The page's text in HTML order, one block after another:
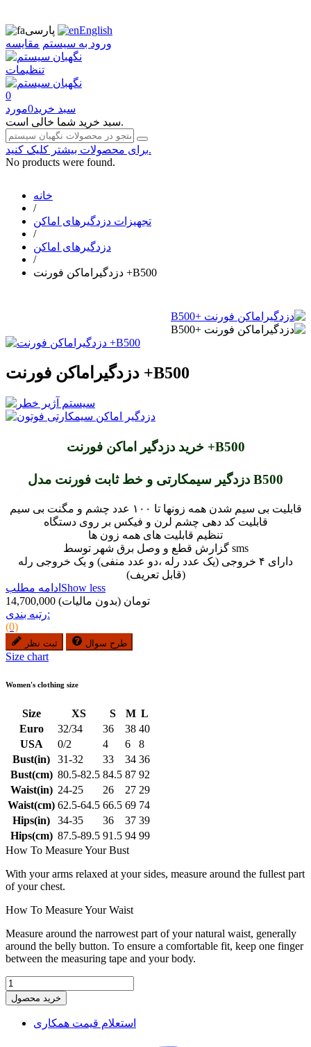
پارسی
English
ورود به سیستم مقایسه
تنظیمات
0
سبد خرید0مورد
سبد خرید شما خالی است.
برای محصولات بیشتر کلیک کنید.
No products were found.
خانه
/
تجهیزات دزدگیرهای اماکن
/
دزدگیرهای اماکن
/
دزدگیراماکن فورنت +B500
دزدگیراماکن فورنت +B500
خرید دزدگیر اماکن فورنت +B500
دزدگیر سیمکارتی و خط ثابت فورنت مدل B500
قابلیت بی سیم شدن همه زونها تا ۱۰۰ عدد چشم و مگنت بی سیم
قابلیت کد دهی چشم لرن و فیکس بر روی دستگاه
تنظیم قابلیت های همه زون ها
گزارش قطع و وصل برق شهر توسط sms
دارای ۴ خروجی (یک عدد رله ،دو عدد منفی) و یک خروجی رله
(قابل تعریف)
ادامه مطلب Show less
14,700,000 تومان (بدون مالیات)
رتبه بندی:
(0)
ثبت نظر طرح سوال
Size chart
Women's clothing size
Size XS S M L
Euro
32/34 36 38 40
USA
0/2 4 6
8
Bust(in)
31-32 33 34 36
Bust(cm) 80.5-82.5 84.5 87 92
Waist(in) 24-25 26 27 29
Waist(cm) 62.5-64.5 66.5 69 74
Hips(in)
34-35 36 37 39
Hips(cm) 87.5-89.5 91.5 94 99
How To Measure Your Bust
With your arms relaxed at your sides, measure around the fullest part
of your chest.
How To Measure Your Waist
Measure around the narrowest part of your natural waist, generally
around the belly button. To ensure a comfortable fit, keep one finger
between the measuring tape and your body.
خرید محصول
استعلام قیمت همکاری